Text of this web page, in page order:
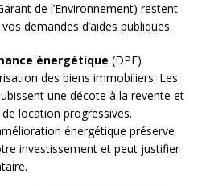
de l’Environnement) restent
demandes d’aides publiques.
énergétique (DPE)
des biens immobiliers. Les
une décote à la revente et
location progressives.
énergétique préserve
investissement et peut justifier